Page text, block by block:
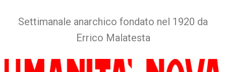
Settimanale anarchico fondato nel 1920 da
Errico Malatesta